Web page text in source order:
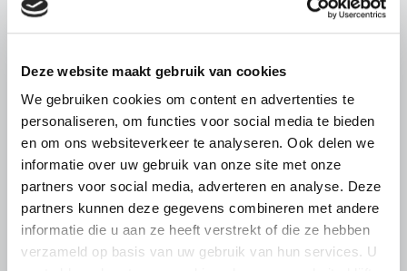
Deze website maakt gebruik van cookies
We gebruiken cookies om content en advertenties te
personaliseren, om functies voor social media te bieden
en om ons websiteverkeer te analyseren. Ook delen we
informatie over uw gebruik van onze site met onze
partners voor social media, adverteren en analyse. Deze
partners kunnen deze gegevens combineren met andere
informatie die u aan ze heeft verstrekt of die ze hebben
verzameld op basis van uw gebruik van hun services. U
Lees meer